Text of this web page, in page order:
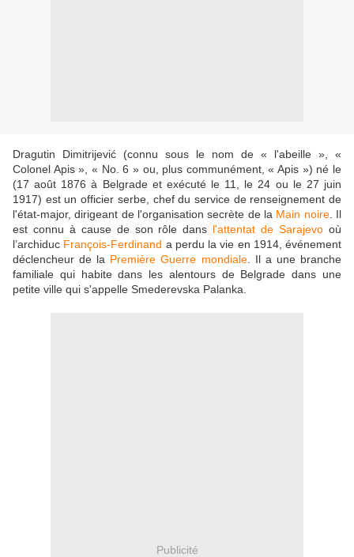
Dragutin Dimitrijević (connu sous le nom de « l'abeille », «
Colonel Apis », « No. 6 » ou, plus communément, « Apis ») né le
(17 août 1876 à Belgrade et exécuté le 11, le 24 ou le 27 juin
1917) est un officier serbe, chef du service de renseignement de
l'état-major, dirigeant de l'organisation secrète de la Main noire. Il
est connu à cause de son rôle dans l'attentat de Sarajevo où
l’archiduc François-Ferdinand a perdu la vie en 1914, événement
déclencheur de la Première Guerre mondiale. Il a une branche
familiale qui habite dans les alentours de Belgrade dans une
petite ville qui s'appelle Smederevska Palanka.
Publicité